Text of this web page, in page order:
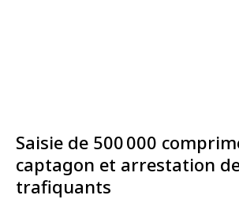
Saisie de 500 000
captagon et arrestation
trafiquants